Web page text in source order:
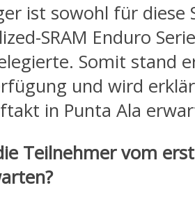
ist sowohl für diese
SRAM Enduro
Somit stand
und wird
in Punta Ala
Teilnehmer vom